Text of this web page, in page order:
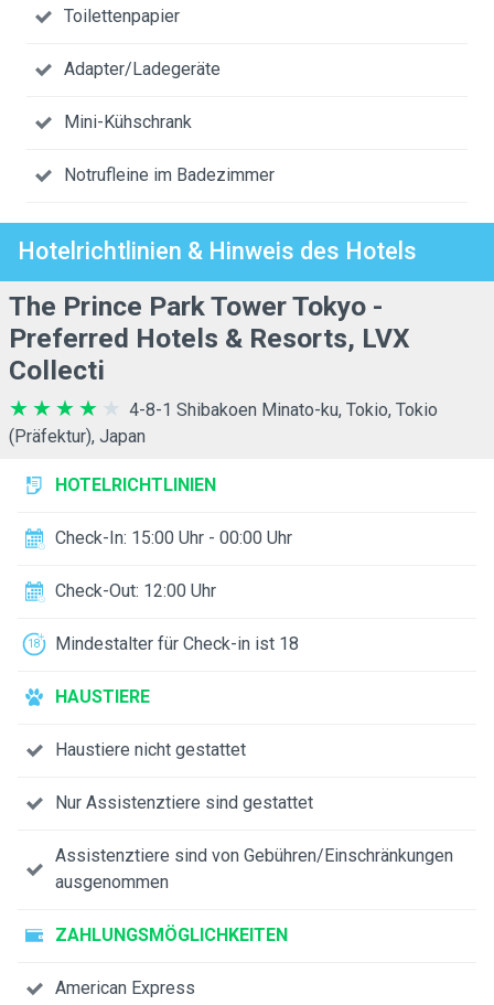
Toilettenpapier
Adapter/Ladegeräte
Mini-Kühschrank
Notrufleine im Badezimmer
Hotelrichtlinien & Hinweis des Hotels
The Prince Park Tower Tokyo -
Preferred Hotels & Resorts, LVX
Collecti
4-8-1 Shibakoen Minato-ku, Tokio, Tokio
(Präfektur), Japan
HOTELRICHTLINIEN
Check-In: 15:00 Uhr - 00:00 Uhr
Check-Out: 12:00 Uhr
Mindestalter für Check-in ist 18
HAUSTIERE
Haustiere nicht gestattet
Nur Assistenztiere sind gestattet
Assistenztiere sind von Gebühren/Einschränkungen
ausgenommen
ZAHLUNGSMÖGLICHKEITEN
American Express